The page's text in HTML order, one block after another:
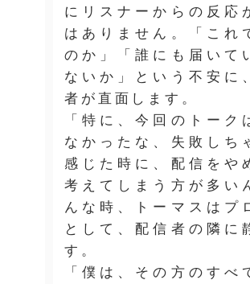
にリスナーからの反応
はありません。「これ
のか」「誰にも届いて
ないか」という不安に
者が直面します。
「特に、今回のトーク
なかったな、失敗しち
感じた時に、配信をや
考えてしまう方が多い
んな時、トーマスはプ
として、配信者の隣に
す。
「僕は、その方のすべ